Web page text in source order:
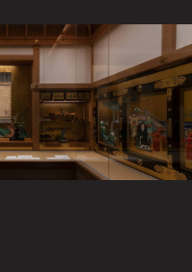
Support Us
ご支援について